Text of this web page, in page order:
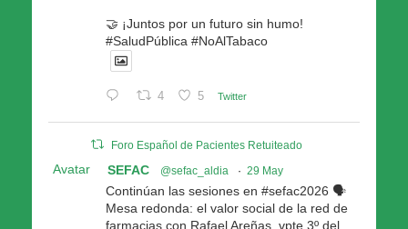
🤝 ¡Juntos por un futuro sin humo!
#SaludPública #NoAlTabaco
4 5 Twitter
Foro Español de Pacientes Retuiteado
Avatar SEFAC @sefac_aldia · 29 May
Continúan las sesiones en #sefac2026 🗣️
Mesa redonda: el valor social de la red de
farmacias con Rafael Areñas, vpte 3º del